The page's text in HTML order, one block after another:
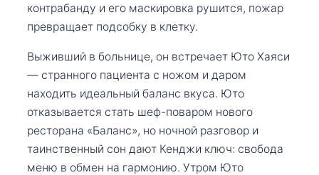
контрабанду и его маскировка рушится, пожар
превращает подсобку в клетку.
Выживший в больнице, он встречает Юто Хаяси
— странного пациента с ножом и даром
находить идеальный баланс вкуса. Юто
отказывается стать шеф-поваром нового
ресторана «Баланс», но ночной разговор и
таинственный сон дают Кенджи ключ: свобода
меню в обмен на гармонию. Утром Юто